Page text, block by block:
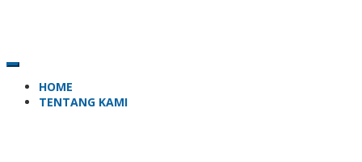
HOME
TENTANG KAMI